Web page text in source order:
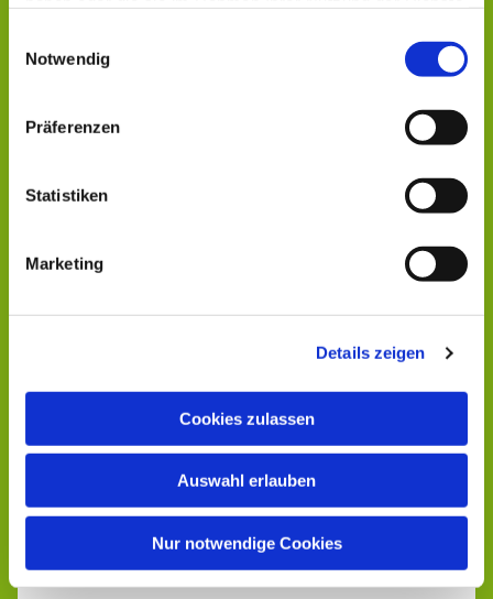
Notwendig
Präferenzen
Statistiken
Marketing
Details zeigen
Cookies zulassen
Auswahl erlauben
Nur notwendige Cookies
Dies könnte Sie auch